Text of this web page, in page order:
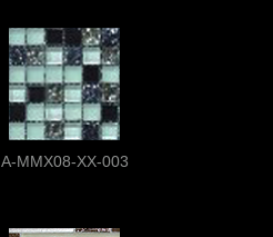
A-MMX08-XX-003